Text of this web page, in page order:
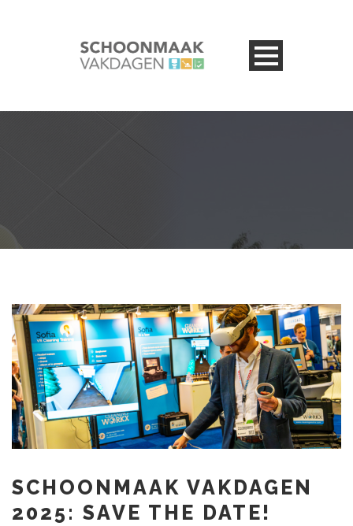
SCHOONMAAK VAKDAGEN
2025: SAVE THE DATE!